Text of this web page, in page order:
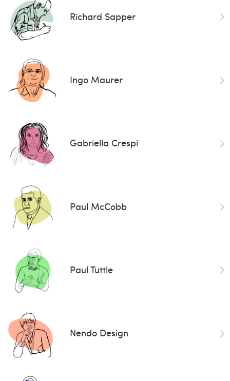
Richard Sapper
Ingo Maurer
Gabriella Crespi
Paul McCobb
Paul Tuttle
Nendo Design